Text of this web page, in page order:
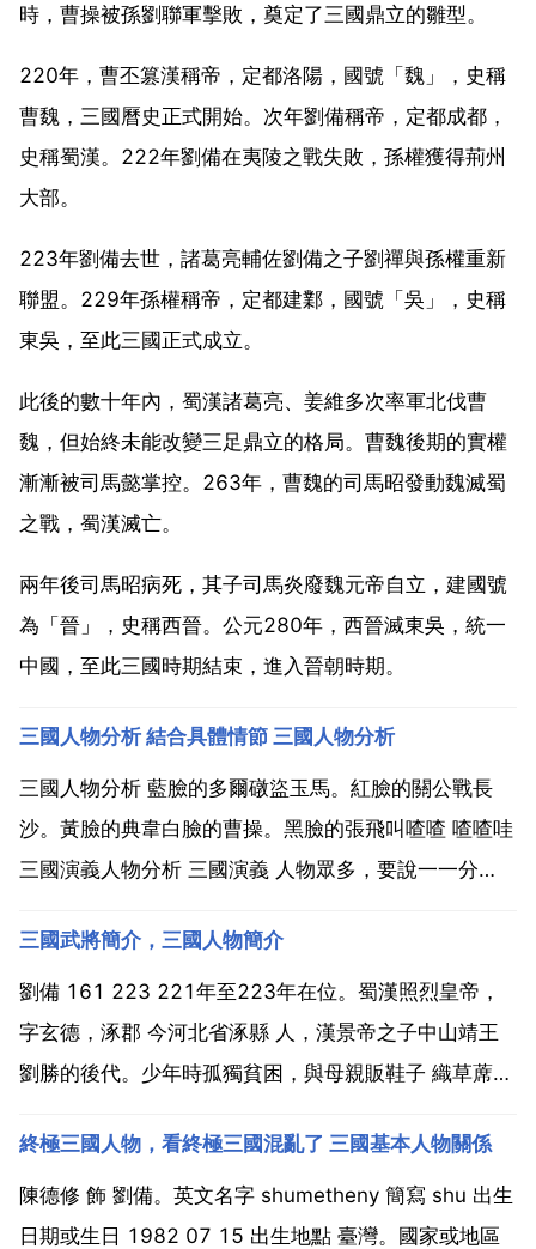
時，曹操被孫劉聯軍擊敗，奠定了三國鼎立的雛型。
220年，曹丕篡漢稱帝，定都洛陽，國號「魏」，史稱
曹魏，三國曆史正式開始。次年劉備稱帝，定都成都，
史稱蜀漢。222年劉備在夷陵之戰失敗，孫權獲得荊州
大部。
223年劉備去世，諸葛亮輔佐劉備之子劉禪與孫權重新
聯盟。229年孫權稱帝，定都建鄴，國號「吳」，史稱
東吳，至此三國正式成立。
此後的數十年內，蜀漢諸葛亮、姜維多次率軍北伐曹
魏，但始終未能改變三足鼎立的格局。曹魏後期的實權
漸漸被司馬懿掌控。263年，曹魏的司馬昭發動魏滅蜀
之戰，蜀漢滅亡。
兩年後司馬昭病死，其子司馬炎廢魏元帝自立，建國號
為「晉」，史稱西晉。公元280年，西晉滅東吳，統一
中國，至此三國時期結束，進入晉朝時期。
三國人物分析 結合具體情節 三國人物分析
三國人物分析 藍臉的多爾礅盜玉馬。紅臉的關公戰長
沙。黃臉的典韋白臉的曹操。黑臉的張飛叫喳喳 喳喳哇
三國演義人物分析 三國演義 人物眾多，要說一一分
蓋了比較重要和有特點的三國人物，樓主可以看看。皇
叔是仁德的 愛民是如子的 特長是會哭的 眼淚是充足
的。孔...
三國武將簡介，三國人物簡介
劉備 161 223 221年至223年在位。蜀漢照烈皇帝，
字玄德，涿郡 今河北省涿縣 人，漢景帝之子中山靖王
劉勝的後代。少年時孤獨貧困，與母親販鞋子 織草蓆為
有功，任安喜縣尉。經常寄人籬下，先後投靠過公孫瓚
陶謙 曹操 袁紹 劉表等。建安十二年 2...
終極三國人物，看終極三國混亂了 三國基本人物關係
陳德修 飾 劉備。英文名字 shumetheny 簡寫 shu 出生
日期或生日 1982 07 15 出生地點 臺灣。國家或地區